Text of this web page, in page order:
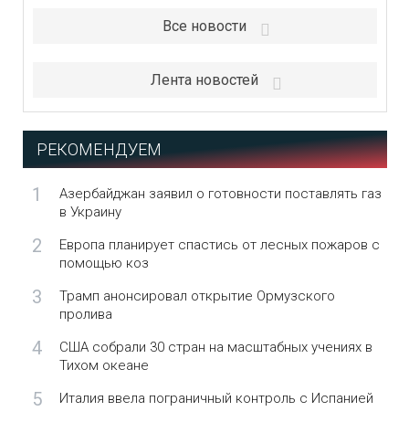
Все новости
Лента новостей
РЕКОМЕНДУЕМ
1
Азербайджан заявил о готовности поставлять газ
в Украину
2
Европа планирует спастись от лесных пожаров с
помощью коз
3
Трамп анонсировал открытие Ормузского
пролива
4
США собрали 30 стран на масштабных учениях в
Тихом океане
5 Италия ввела пограничный контроль с Испанией